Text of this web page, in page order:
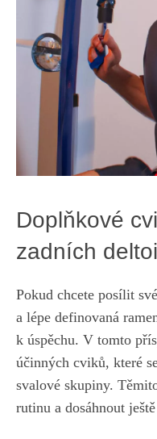
Doplňkové
zadních
Pokud chcete posílit
a lépe definovaná
k úspěchu. V tomto
účinných cviků, které
svalové skupiny.
rutinu a dosáhnout